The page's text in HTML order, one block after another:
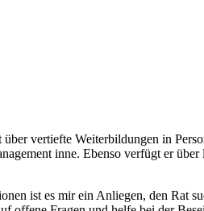
vertiefte Weiterbildungen in
inne. Ebenso verfügt er
ist es mir ein Anliegen, den Rat